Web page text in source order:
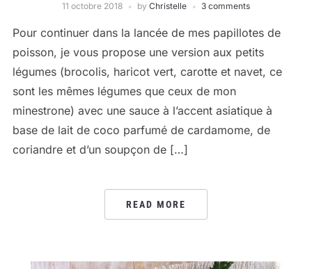
11 octobre 2018 by Christelle 3 comments
Pour continuer dans la lancée de mes papillotes de
poisson, je vous propose une version aux petits
légumes (brocolis, haricot vert, carotte et navet, ce
sont les mêmes légumes que ceux de mon
minestrone) avec une sauce à l’accent asiatique à
base de lait de coco parfumé de cardamome, de
coriandre et d’un soupçon de […]
READ MORE